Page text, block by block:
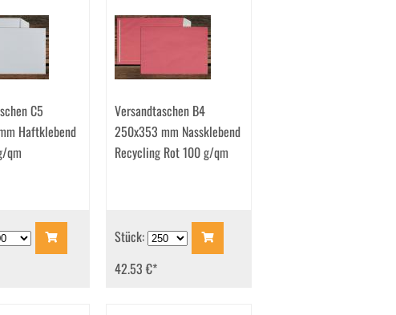
C5
Haftklebend
qm
Versandtaschen B4
250x353 mm Nassklebend
Recycling Rot 100 g/qm
Stück:
42.53 €*